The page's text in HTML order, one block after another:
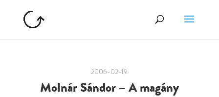
2006-02-19
Molnár Sándor – A magány